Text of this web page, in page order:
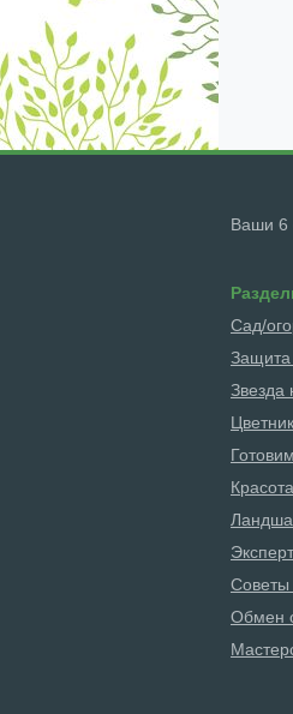
Ваши 6
Сад/
Защита
Звезда
Цветник
Советы
Обмен